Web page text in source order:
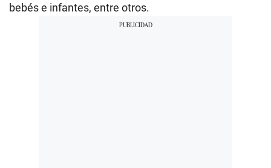
bebés e infantes, entre otros.